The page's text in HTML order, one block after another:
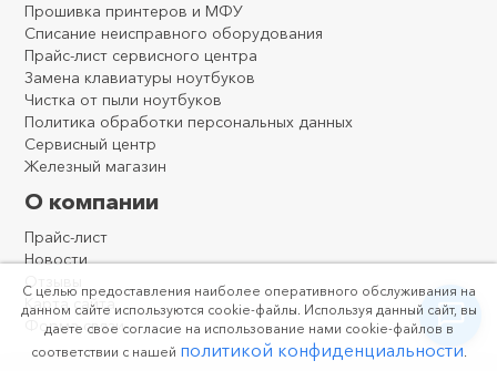
Прошивка принтеров и МФУ
Списание неисправного оборудования
Прайс-лист сервисного центра
Замена клавиатуры ноутбуков
Чистка от пыли ноутбуков
Политика обработки персональных данных
Сервисный центр
Железный магазин
О компании
Прайс-лист
Новости
Отзывы
Карта сайта
Форма связи
С целью предоставления наиболее оперативного обслуживания на
данном сайте используются cookie-файлы. Используя данный сайт, вы
даете свое согласие на использование нами cookie-файлов в
соответствии с нашей политикой конфиденциальности.